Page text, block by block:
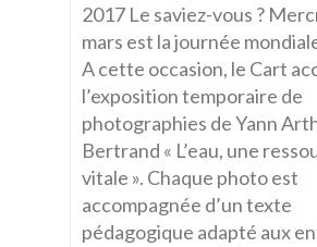
2017 Le saviez-vous ?
mars est la journée
A cette occasion, le Cart
l’exposition temporaire de
photographies de Yann
Bertrand « L’eau, une
vitale ». Chaque photo est
accompagnée d’un texte
pédagogique adapté aux